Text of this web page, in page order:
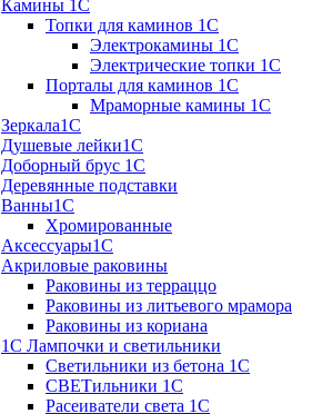
Камины 1C
Топки для каминов 1C
Электрокамины 1С
Электрические топки 1C
Порталы для каминов 1С
Мраморные камины 1C
Зеркала1С
Душевые лейки1С
Доборный брус 1С
Деревянные подставки
Ванны1С
Хромированные
Аксессуары1С
Акриловые раковины
Раковины из терраццо
Раковины из литьевого мрамора
Раковины из кориана
1С Лампочки и светильники
Светильники из бетона 1С
СВЕТильники 1С
Расеиватели света 1С